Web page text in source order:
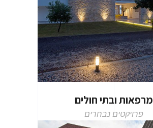
מרפאות ובתי חולים
פרויקטים נבחרים